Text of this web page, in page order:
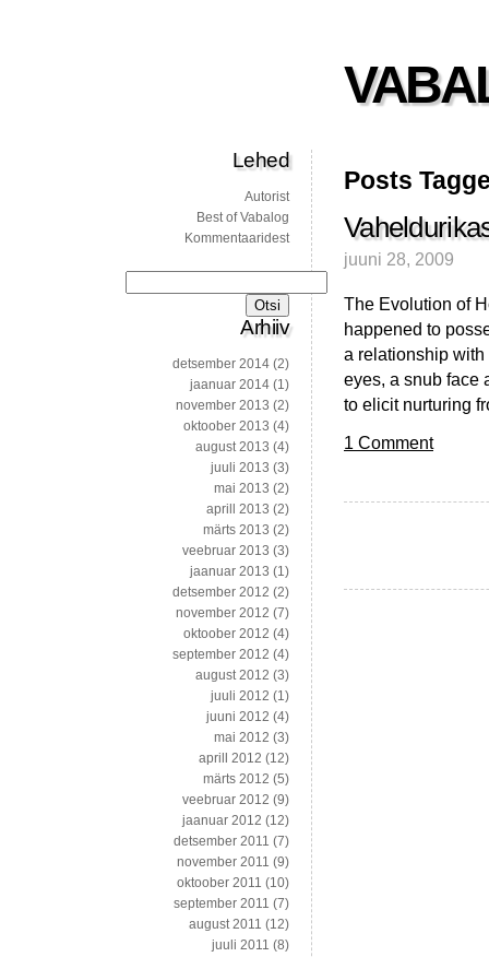
Posts
juuni 28, 2009
The Evolution of
happened to
a relationship with
eyes, a snub face
to elicit nurturing
1 Comment
Lehed
Autorist
Best of Vabalog
Kommentaaridest
Arhiiv
detsember 2014 (2)
jaanuar 2014 (1)
november 2013 (2)
oktoober 2013 (4)
august 2013 (4)
juuli 2013 (3)
mai 2013 (2)
aprill 2013 (2)
märts 2013 (2)
veebruar 2013 (3)
jaanuar 2013 (1)
detsember 2012 (2)
november 2012 (7)
oktoober 2012 (4)
september 2012 (4)
august 2012 (3)
juuli 2012 (1)
juuni 2012 (4)
mai 2012 (3)
aprill 2012 (12)
märts 2012 (5)
veebruar 2012 (9)
jaanuar 2012 (12)
detsember 2011 (7)
november 2011 (9)
oktoober 2011 (10)
september 2011 (7)
august 2011 (12)
juuli 2011 (8)